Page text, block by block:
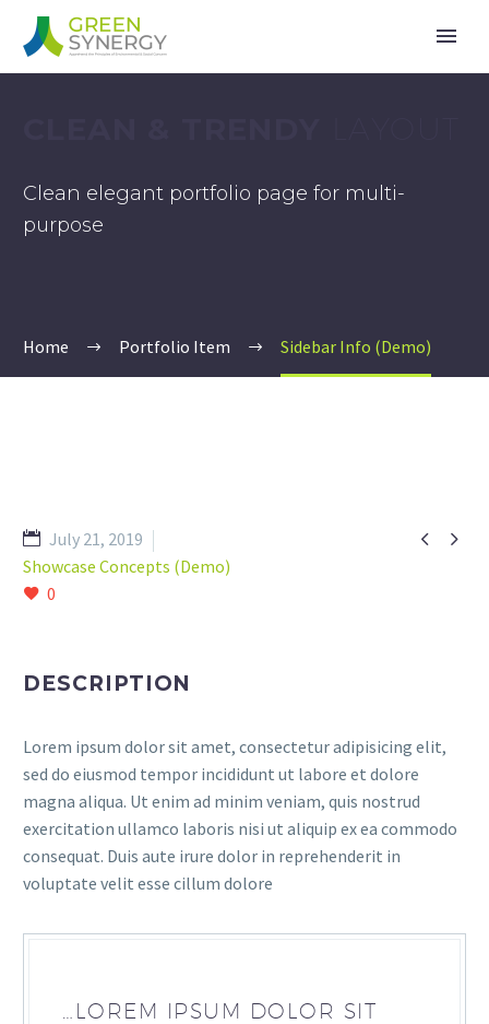
Clean elegant portfolio page for multi-
purpose
Home Portfolio Item Sidebar Info (Demo)
 
July 21, 2019
Showcase Concepts (Demo)
0
DESCRIPTION
Lorem ipsum dolor sit amet, consectetur adipisicing elit,
sed do eiusmod tempor incididunt ut labore et dolore
magna aliqua. Ut enim ad minim veniam, quis nostrud
exercitation ullamco laboris nisi ut aliquip ex ea commodo
consequat. Duis aute irure dolor in reprehenderit in
voluptate velit esse cillum dolore
…LOREM IPSUM DOLOR SIT